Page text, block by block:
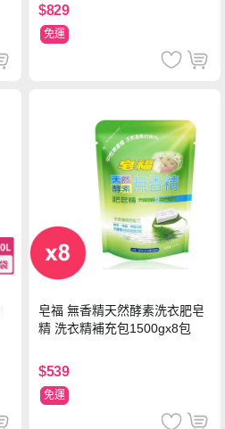
$829
免運
皂福 無香精天然酵素洗衣肥皂
精 洗衣精補充包1500gx8包
$539
免運